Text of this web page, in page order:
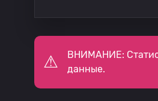
ВНИМАНИЕ:
данные.